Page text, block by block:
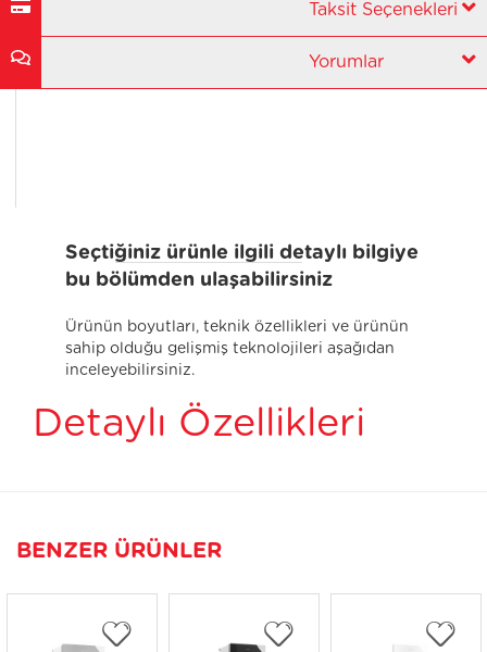
Seçtiğiniz ürünle ilgili detaylı bilgiye
bu bölümden ulaşabilirsiniz
Ürünün boyutları, teknik özellikleri ve ürünün
sahip olduğu gelişmiş teknolojileri aşağıdan
inceleyebilirsiniz.
Detaylı Özellikleri
Taksit Seçenekleri
Yorumlar
BENZER ÜRÜNLER